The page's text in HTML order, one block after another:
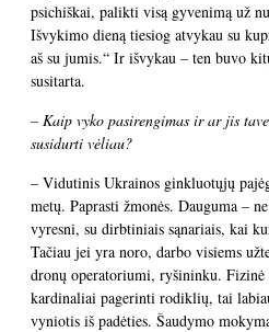
psichiškai, palikti visą gyvenimą už
Išvykimo dieną tiesiog atvykau su
aš su jumis.“ Ir išvykau – ten buvo
susitarta.
– Kaip vyko pasirengimas ir ar jis
susidurti vėliau?
– Vidutinis Ukrainos ginkluotųjų
metų. Paprasti žmonės. Dauguma –
vyresni, su dirbtiniais sąnariais, kai
Tačiau jei yra noro, darbo visiems
dronų operatoriumi, ryšininku. Fizinė
kardinaliai pagerinti rodiklių, tai
vyniotis iš padėties. Šaudymo